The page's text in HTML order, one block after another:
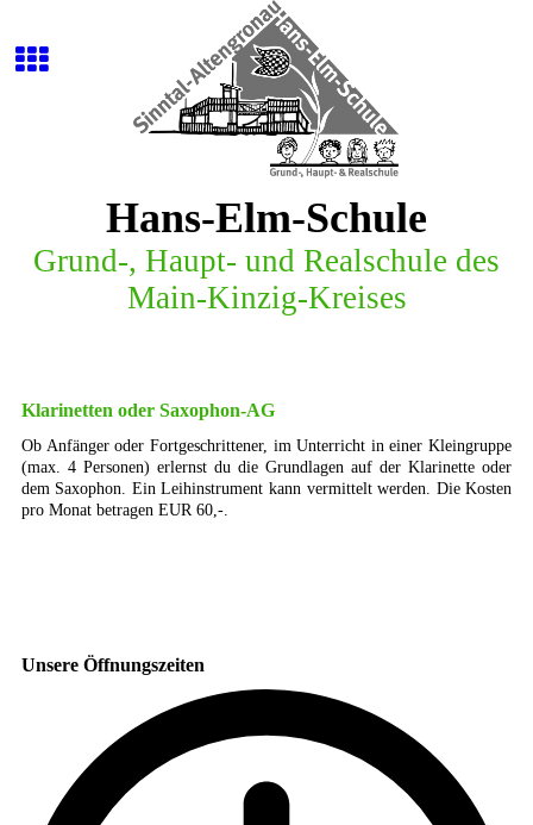
Hans-Elm-Schule
Grund-, Haupt- und Realschule des
Main-Kinzig-Kreises
Klarinetten oder Saxophon-AG
Ob Anfänger oder Fortgeschrittener, im Unterricht in einer Kleingruppe
(max. 4 Personen) erlernst du die Grundlagen auf der Klarinette oder
dem Saxophon. Ein Leihinstrument kann vermittelt werden. Die Kosten
pro Monat betragen EUR 60,-.
Unsere Öffnungszeiten